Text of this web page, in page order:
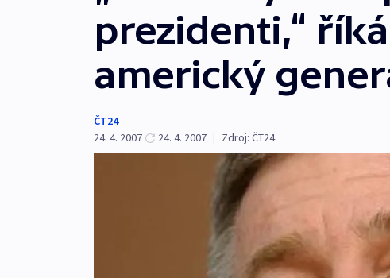
prezidenti,“
americký
ČT24
24. 4. 2007
24. 4. 2007 | Zdroj: ČT24